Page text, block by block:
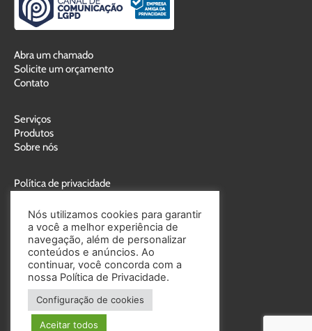
Abra um chamado
Solicite um orçamento
Contato
Serviços
Produtos
Sobre nós
Política de privacidade
Entre em contato:
(41) 3356-0800
Nós utilizamos cookies para garantir
a você a melhor experiência de
navegação, além de personalizar
conteúdos e anúncios. Ao
continuar, você concorda com a
nossa Política de Privacidade.
Configuração de cookies
Aceitar todos